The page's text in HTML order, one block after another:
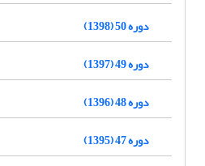
دوره 50 (1398)
دوره 49 (1397)
دوره 48 (1396)
دوره 47 (1395)